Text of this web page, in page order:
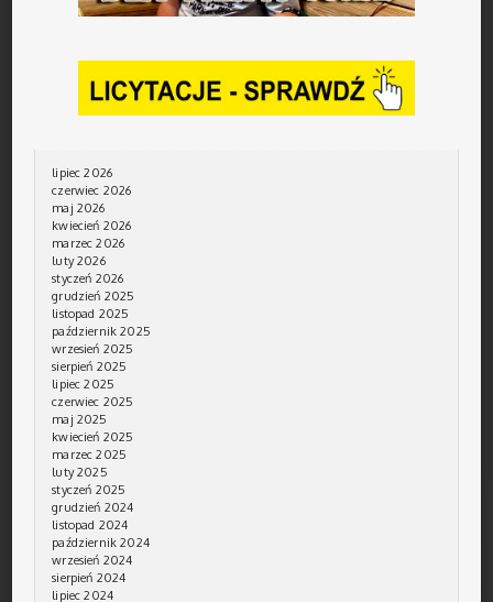
lipiec 2026
czerwiec 2026
maj 2026
kwiecień 2026
marzec 2026
luty 2026
styczeń 2026
grudzień 2025
listopad 2025
październik 2025
wrzesień 2025
sierpień 2025
lipiec 2025
czerwiec 2025
maj 2025
kwiecień 2025
marzec 2025
luty 2025
styczeń 2025
grudzień 2024
listopad 2024
październik 2024
wrzesień 2024
sierpień 2024
lipiec 2024